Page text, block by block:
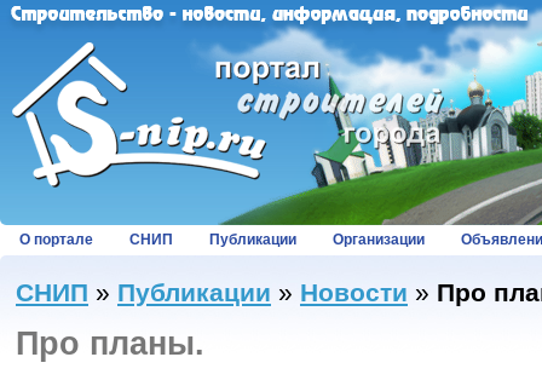
О портале СНИП Публикации Организации
СНИП » Публикации » Новости » Про
Про планы.